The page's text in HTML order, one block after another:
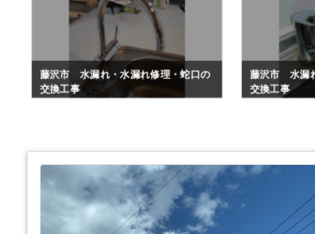
藤沢市 水漏れ・水漏れ修理・蛇口の
交換工事
藤沢市 水漏
交換工事